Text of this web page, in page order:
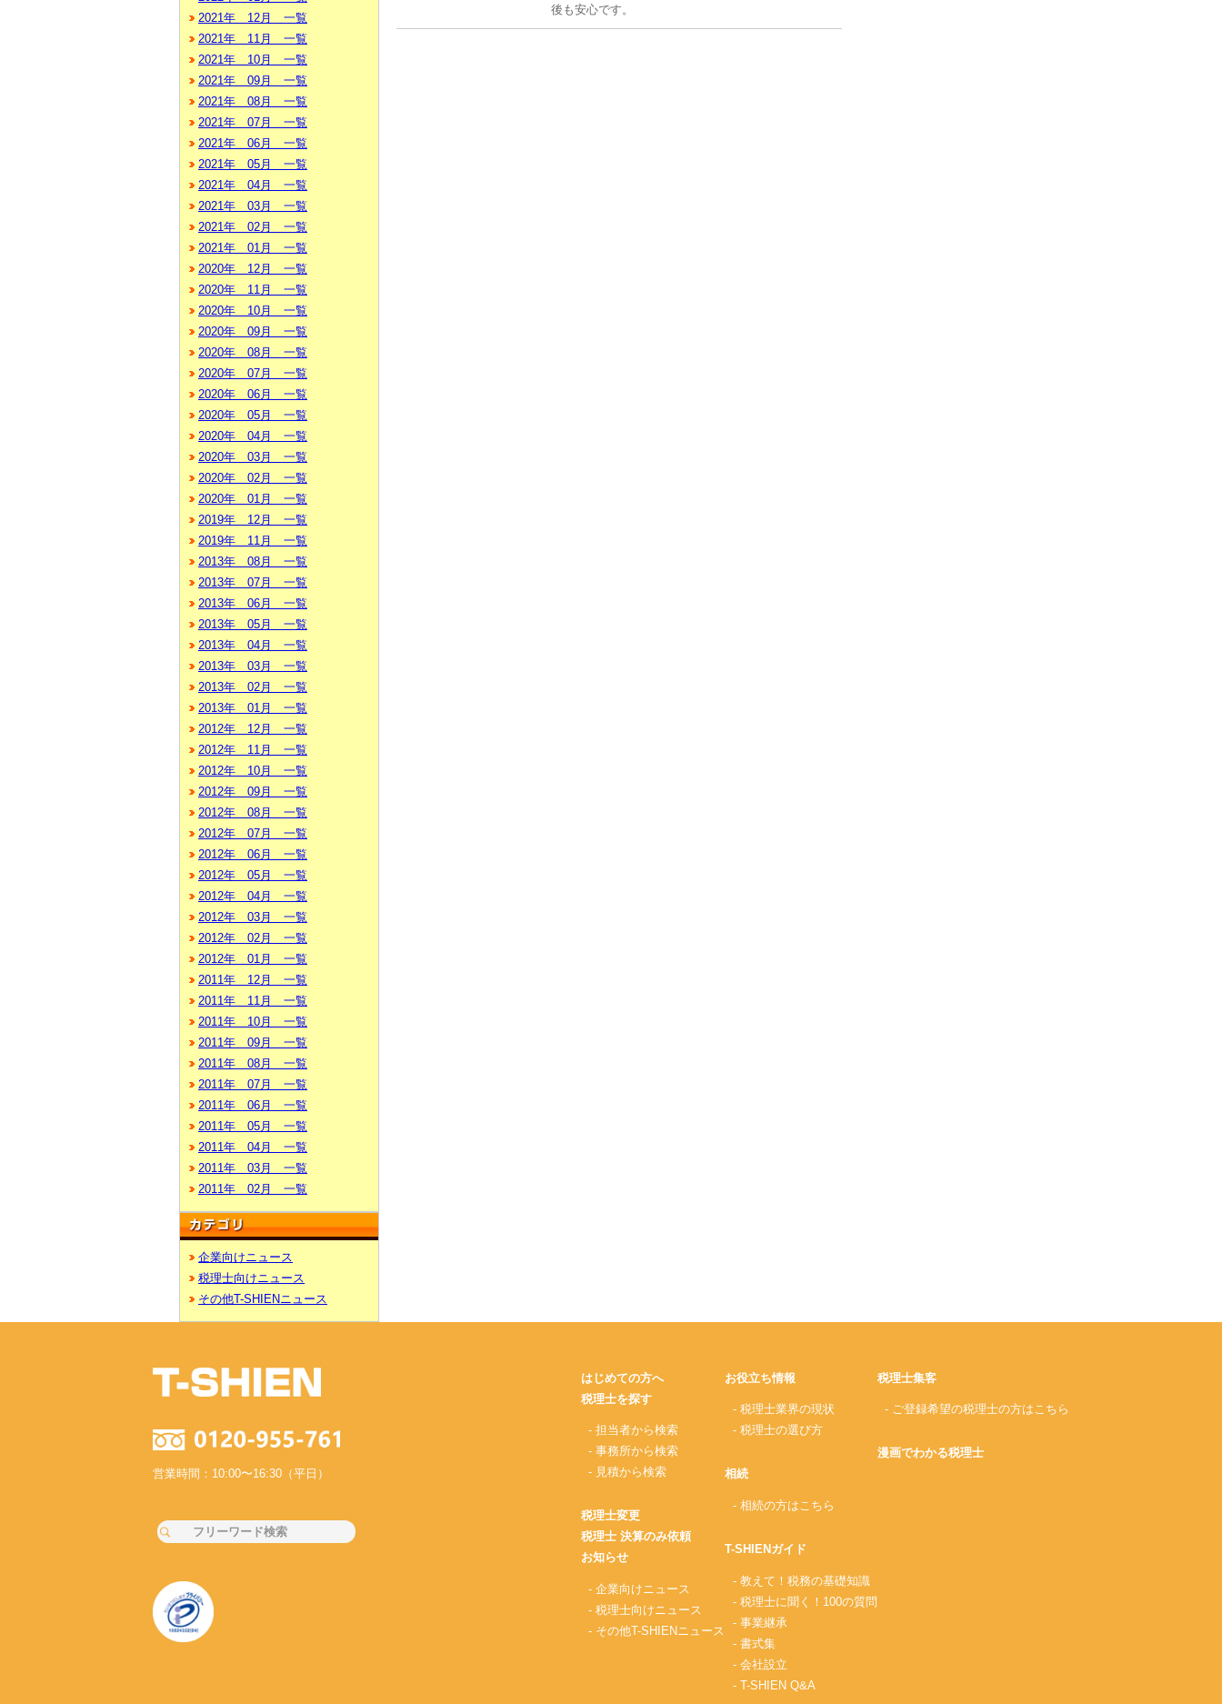
2021年 12月 一覧
2021年 11月 一覧
2021年 10月 一覧
2021年 09月 一覧
2021年 08月 一覧
2021年 07月 一覧
2021年 06月 一覧
2021年 05月 一覧
2021年 04月 一覧
2021年 03月 一覧
2021年 02月 一覧
2021年 01月 一覧
2020年 12月 一覧
2020年 11月 一覧
2020年 10月 一覧
2020年 09月 一覧
2020年 08月 一覧
2020年 07月 一覧
2020年 06月 一覧
2020年 05月 一覧
2020年 04月 一覧
2020年 03月 一覧
2020年 02月 一覧
2020年 01月 一覧
2019年 12月 一覧
2019年 11月 一覧
2013年 08月 一覧
2013年 07月 一覧
2013年 06月 一覧
2013年 05月 一覧
2013年 04月 一覧
2013年 03月 一覧
2013年 02月 一覧
2013年 01月 一覧
2012年 12月 一覧
2012年 11月 一覧
2012年 10月 一覧
2012年 09月 一覧
2012年 08月 一覧
2012年 07月 一覧
2012年 06月 一覧
2012年 05月 一覧
2012年 04月 一覧
2012年 03月 一覧
2012年 02月 一覧
2012年 01月 一覧
2011年 12月 一覧
2011年 11月 一覧
2011年 10月 一覧
2011年 09月 一覧
2011年 08月 一覧
2011年 07月 一覧
2011年 06月 一覧
2011年 05月 一覧
2011年 04月 一覧
2011年 03月 一覧
2011年 02月 一覧
企業向けニュース
税理士向けニュース
その他T-SHIENニュース
後も安心です。
営業時間：10:00〜16:30（平日）
はじめての方へ
税理士を探す
- 担当者から検索
- 事務所から検索
- 見積から検索
税理士変更
税理士 決算のみ依頼
お知らせ
- 企業向けニュース
- 税理士向けニュース
- その他T-SHIENニュース
お役立ち情報
- 税理士業界の現状
- 税理士の選び方
相続
- 相続の方はこちら
T-SHIENガイド
- 教えて！税務の基礎知識
- 税理士に聞く！100の質問
- 事業継承
- 書式集
- 会社設立
- T-SHIEN Q&A
税理士集客
- ご登録希望の税理士の方はこちら
漫画でわかる税理士